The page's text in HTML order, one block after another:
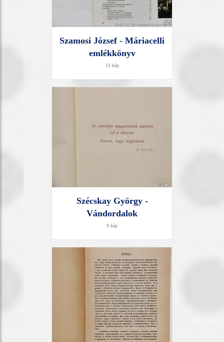
Szamosi József - Máriacelli
emlékkönyv
13 kép
Szécskay György -
Vándordalok
9 kép